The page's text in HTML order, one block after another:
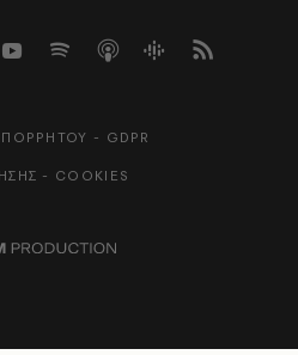
- GDPR
- COOKIES